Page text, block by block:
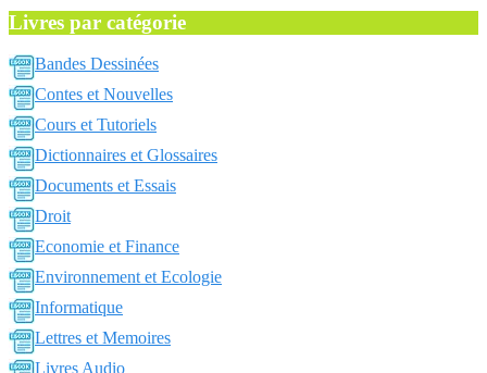
Livres par catégorie
Bandes Dessinées
Contes et Nouvelles
Cours et Tutoriels
Dictionnaires et Glossaires
Documents et Essais
Droit
Economie et Finance
Environnement et Ecologie
Informatique
Lettres et Memoires
Livres Audio